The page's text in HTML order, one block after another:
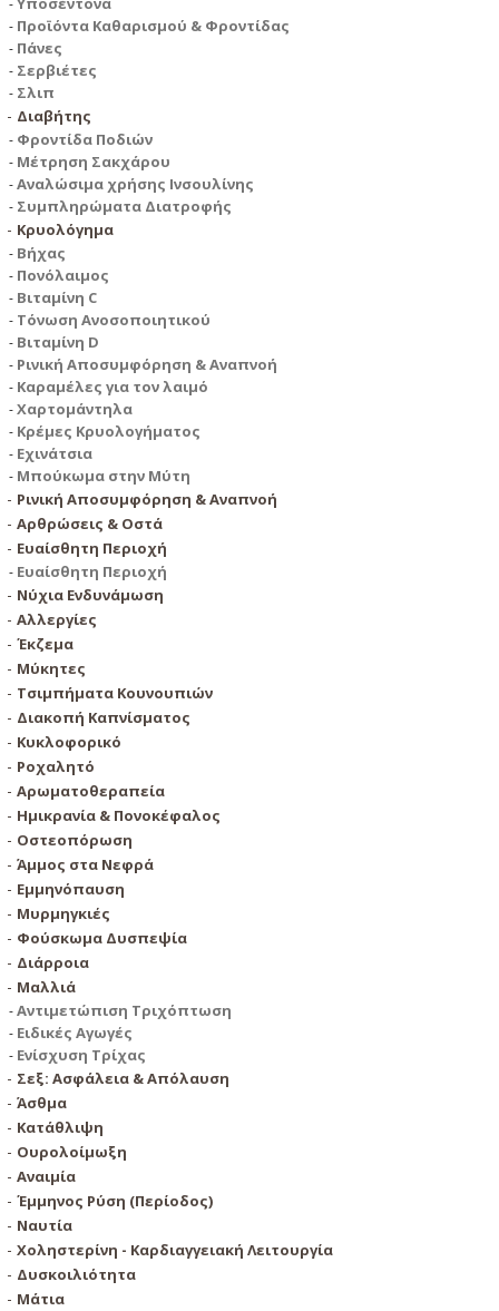
Προϊόντα Καθαρισμού & Φροντίδας
Πάνες
Σερβιέτες
Σλιπ
Διαβήτης
Φροντίδα Ποδιών
Μέτρηση Σακχάρου
Αναλώσιμα χρήσης Ινσουλίνης
Συμπληρώματα Διατροφής
Κρυολόγημα
Βήχας
Πονόλαιμος
Βιταμίνη C
Τόνωση Ανοσοποιητικού
Βιταμίνη D
Ρινική Αποσυμφόρηση & Αναπνοή
Καραμέλες για τον λαιμό
Χαρτομάντηλα
Κρέμες Κρυολογήματος
Εχινάτσια
Μπούκωμα στην Μύτη
Ρινική Αποσυμφόρηση & Αναπνοή
Αρθρώσεις & Οστά
Ευαίσθητη Περιοχή
Ευαίσθητη Περιοχή
Νύχια Ενδυνάμωση
Αλλεργίες
Έκζεμα
Μύκητες
Τσιμπήματα Κουνουπιών
Διακοπή Καπνίσματος
Κυκλοφορικό
Ροχαλητό
Αρωματοθεραπεία
Ημικρανία & Πονοκέφαλος
Οστεοπόρωση
Άμμος στα Νεφρά
Εμμηνόπαυση
Μυρμηγκιές
Φούσκωμα Δυσπεψία
Διάρροια
Μαλλιά
Aντιμετώπιση Τριχόπτωση
Ειδικές Αγωγές
Ενίσχυση Τρίχας
Σεξ: Ασφάλεια & Απόλαυση
Άσθμα
Κατάθλιψη
Ουρολοίμωξη
Αναιμία
Έµµηνος Ρύση (Περίοδος)
Ναυτία
Χοληστερίνη - Καρδιαγγειακή Λειτουργία
Δυσκοιλιότητα
Μάτια